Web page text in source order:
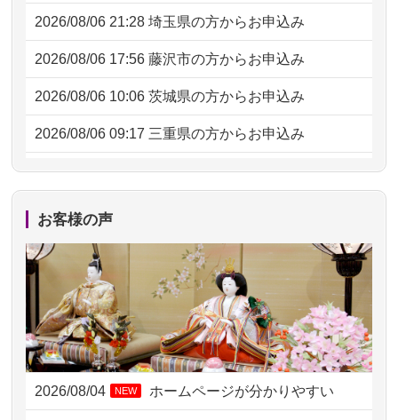
2026/08/06 21:28 埼玉県の方からお申込み
2026/08/06 17:56 藤沢市の方からお申込み
2026/08/06 10:06 茨城県の方からお申込み
2026/08/06 09:17 三重県の方からお申込み
2026/08/06 06:48 横浜市の方からお申込み
2026/08/05 15:07
2026/08/05 11:33 神奈川の方からお申込み
2026/08/04 17:34 西亀有の方からお申込み
2026/08/04 15:40 千葉県の方からお申込み
2026/08/04 14:04 東京都の方からお申込み
2026/08/04 00:38 中野区の方からお申込み
お客様の声
2026/08/04 NEW ホームページが分かりやすい